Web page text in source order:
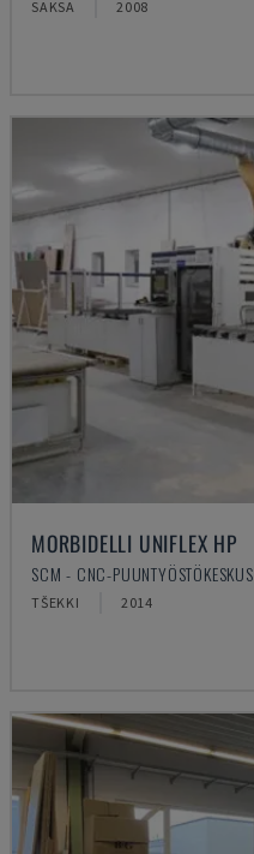
SAKSA 2008
MORBIDELLI UNIFLEX HP
SCM - CNC-PUUNTYÖSTÖKESKUS
TŠEKKI 2014